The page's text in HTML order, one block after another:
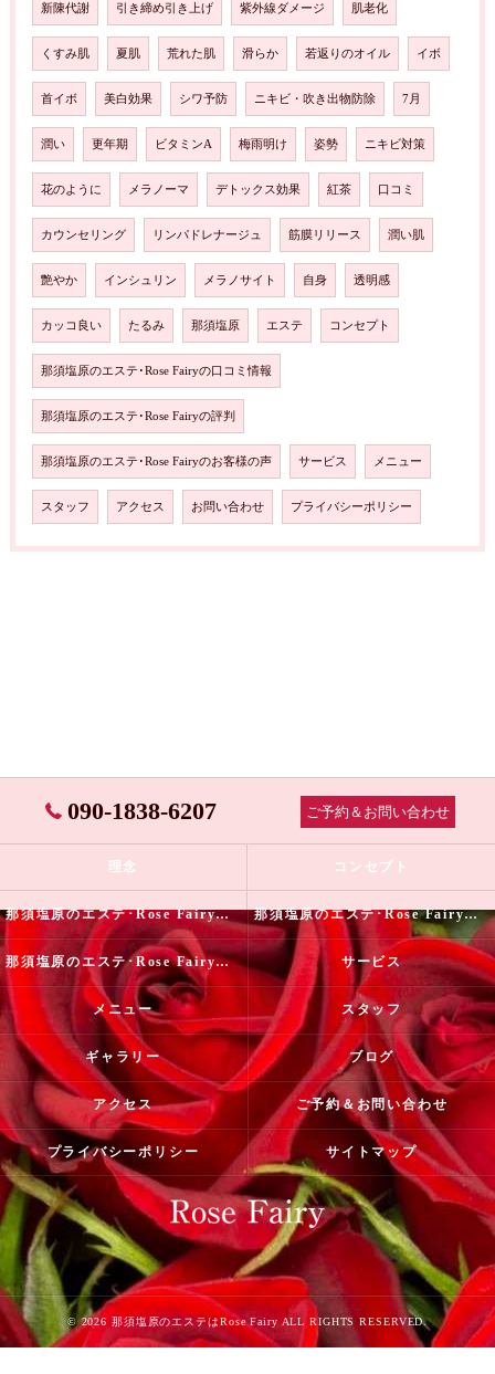
新陳代謝 引き締め引き上げ 紫外線ダメージ 肌老化
くすみ肌 夏肌 荒れた肌 滑らか 若返りのオイル イボ
首イボ 美白効果 シワ予防 ニキビ・吹き出物防除 7月
潤い 更年期 ビタミンA 梅雨明け 姿勢 ニキビ対策
花のように メラノーマ デトックス効果 紅茶 口コミ
カウンセリング リンパドレナージュ 筋膜リリース 潤い肌
艶やか インシュリン メラノサイト 自身 透明感
カッコ良い たるみ 那須塩原 エステ コンセプト
那須塩原のエステ･Rose Fairyの口コミ情報
那須塩原のエステ･Rose Fairyの評判
那須塩原のエステ･Rose Fairyのお客様の声 サービス メニュー
スタッフ アクセス お問い合わせ プライバシーポリシー
090-1838-6207 ご予約＆お問い合わせ
理念 コンセプト
那須塩原のエステ･Rose Fairyの口コミ情報 那須塩原のエステ･Rose Fairyの評判
那須塩原のエステ･Rose Fairyのお客様の声 サービス
メニュー スタッフ
ギャラリー ブログ
アクセス ご予約＆お問い合わせ
プライバシーポリシー サイトマップ
© 2026 那須塩原のエステはRose Fairy ALL RIGHTS RESERVED.